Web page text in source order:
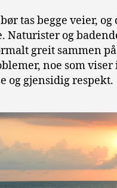
tas begge veier, og
Naturister og
greit sammen
noe som
og gjensidig respekt.